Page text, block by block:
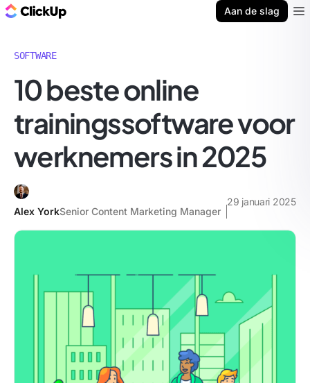
Aan de slag
SOFTWARE
10 beste online
trainingssoftware voor
werknemers in 2025
Alex YorkSenior Content Marketing Manager
29 januari 2025